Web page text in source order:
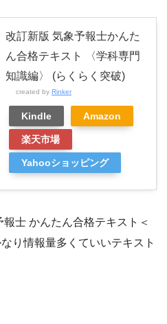
改訂新版 気象予報士かんた
ん合格テキスト 〈学科専門
知識編〉 (らくらく突破)
created by Rinker
Kindle Amazon
楽天市場
Yahooショッピング
士 かんたん合格テキスト＜
り情報量多くていいテキスト